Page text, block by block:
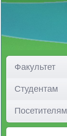
Факультет
Студентам
Посетителям